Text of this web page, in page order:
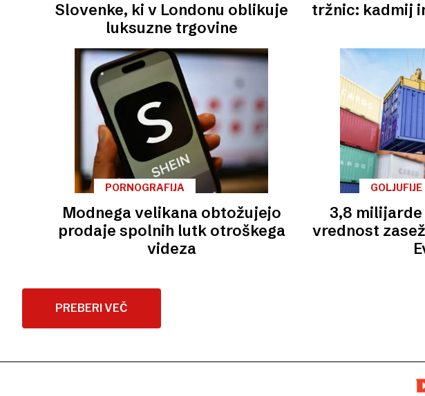
Slovenke, ki v Londonu oblikuje
luksuzne trgovine
tržnic: kadmij
PORNOGRAFIJA
Modnega velikana obtožujejo
prodaje spolnih lutk otroškega
videza
GOLJUFIJE
3,8
vrednost
PREBERI VEČ